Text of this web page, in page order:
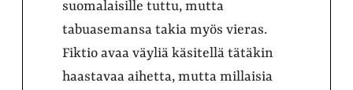
suomalaisille tuttu, mutta
tabuasemansa takia myös vieras.
Fiktio avaa väyliä käsitellä tätäkin
haastavaa aihetta, mutta millaisia